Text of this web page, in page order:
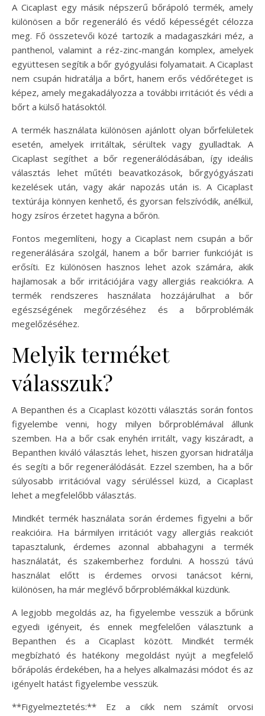
A Cicaplast egy másik népszerű bőrápoló termék, amely
különösen a bőr regeneráló és védő képességét célozza
meg. Fő összetevői közé tartozik a madagaszkári méz, a
panthenol, valamint a réz-zinc-mangán komplex, amelyek
együttesen segítik a bőr gyógyulási folyamatait. A Cicaplast
nem csupán hidratálja a bőrt, hanem erős védőréteget is
képez, amely megakadályozza a további irritációt és védi a
bőrt a külső hatásoktól.
A termék használata különösen ajánlott olyan bőrfelületek
esetén, amelyek irritáltak, sérültek vagy gyulladtak. A
Cicaplast segíthet a bőr regenerálódásában, így ideális
választás lehet műtéti beavatkozások, bőrgyógyászati
kezelések után, vagy akár napozás után is. A Cicaplast
textúrája könnyen kenhető, és gyorsan felszívódik, anélkül,
hogy zsíros érzetet hagyna a bőrön.
Fontos megemlíteni, hogy a Cicaplast nem csupán a bőr
regenerálására szolgál, hanem a bőr barrier funkcióját is
erősíti. Ez különösen hasznos lehet azok számára, akik
hajlamosak a bőr irritációjára vagy allergiás reakciókra. A
termék rendszeres használata hozzájárulhat a bőr
egészségének megőrzéséhez és a bőrproblémák
megelőzéséhez.
Melyik terméket
válasszuk?
A Bepanthen és a Cicaplast közötti választás során fontos
figyelembe venni, hogy milyen bőrproblémával állunk
szemben. Ha a bőr csak enyhén irritált, vagy kiszáradt, a
Bepanthen kiváló választás lehet, hiszen gyorsan hidratálja
és segíti a bőr regenerálódását. Ezzel szemben, ha a bőr
súlyosabb irritációval vagy sérüléssel küzd, a Cicaplast
lehet a megfelelőbb választás.
Mindkét termék használata során érdemes figyelni a bőr
reakcióira. Ha bármilyen irritációt vagy allergiás reakciót
tapasztalunk, érdemes azonnal abbahagyni a termék
használatát, és szakemberhez fordulni. A hosszú távú
használat előtt is érdemes orvosi tanácsot kérni,
különösen, ha már meglévő bőrproblémákkal küzdünk.
A legjobb megoldás az, ha figyelembe vesszük a bőrünk
egyedi igényeit, és ennek megfelelően választunk a
Bepanthen és a Cicaplast között. Mindkét termék
megbízható és hatékony megoldást nyújt a megfelelő
bőrápolás érdekében, ha a helyes alkalmazási módot és az
igényelt hatást figyelembe vesszük.
**Figyelmeztetés:** Ez a cikk nem számít orvosi